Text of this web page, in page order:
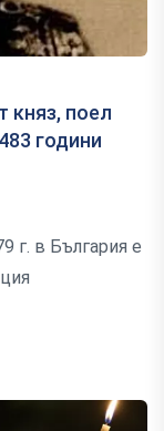
княз, поел
години
г. в България е